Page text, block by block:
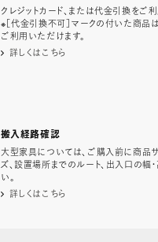
クレジットカード、または代金引換をご
※［代金引換不可］マークの付いた商品
ご利用いただけます。
詳しくはこちら
搬入経路確認
大型家具については、ご購入前に商品
ズ、設置場所までのルート、出入口の幅
い。
詳しくはこちら